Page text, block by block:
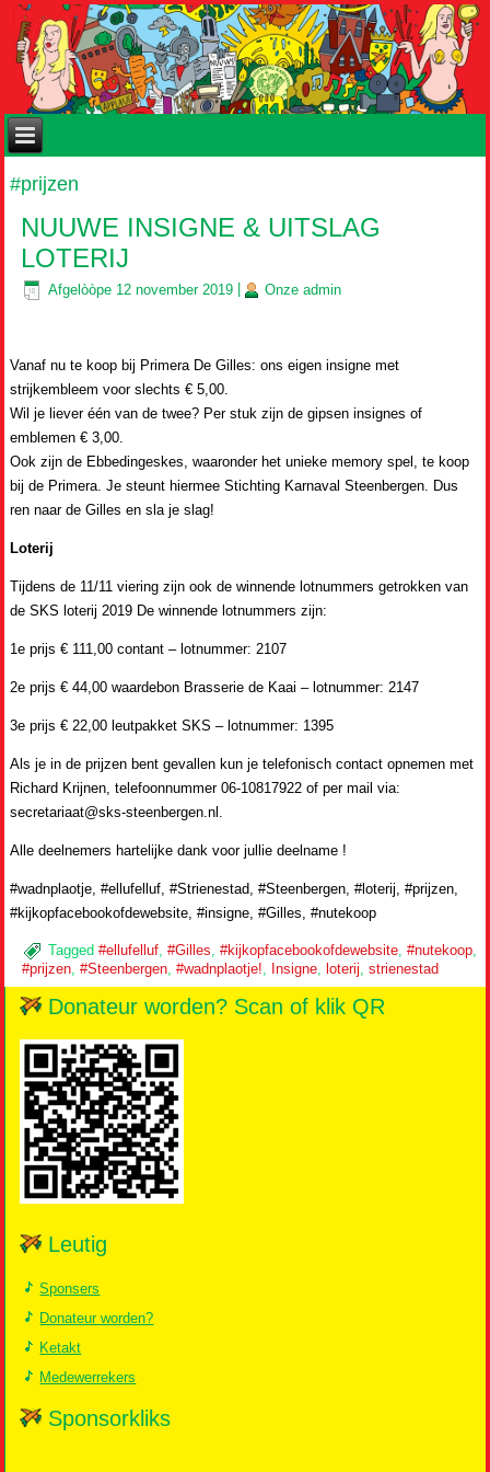
#prijzen
NUUWE INSIGNE & UITSLAG
LOTERIJ
Afgelòòpe 12 november 2019 Onze admin
Vanaf nu te koop bij Primera De Gilles: ons eigen insigne met
strijkembleem voor slechts € 5,00.
Wil je liever één van de twee? Per stuk zijn de gipsen insignes of
emblemen € 3,00.
Ook zijn de Ebbedingeskes, waaronder het unieke memory spel, te koop
bij de Primera. Je steunt hiermee Stichting Karnaval Steenbergen. Dus
ren naar de Gilles en sla je slag!
Loterij
Tijdens de 11/11 viering zijn ook de winnende lotnummers getrokken van
de SKS loterij 2019 De winnende lotnummers zijn:
1e prijs € 111,00 contant – lotnummer: 2107
2e prijs € 44,00 waardebon Brasserie de Kaai – lotnummer: 2147
3e prijs € 22,00 leutpakket SKS – lotnummer: 1395
Als je in de prijzen bent gevallen kun je telefonisch contact opnemen met
Richard Krijnen, telefoonnummer 06-10817922 of per mail via:
secretariaat@sks-steenbergen.nl.
Alle deelnemers hartelijke dank voor jullie deelname !
#wadnplaotje, #ellufelluf, #Strienestad, #Steenbergen, #loterij, #prijzen,
#kijkopfacebookofdewebsite, #insigne, #Gilles, #nutekoop
Tagged #ellufelluf ,#Gilles ,#kijkopfacebookofdewebsite ,#nutekoop
#prijzen,#Steenbergen,#wadnplaotje!, Insigne, loterij,strienestad
Donateur worden? Scan of klik QR
Leutig
Sponsers
Donateur worden?
Ketakt
Medewerrekers
Sponsorkliks